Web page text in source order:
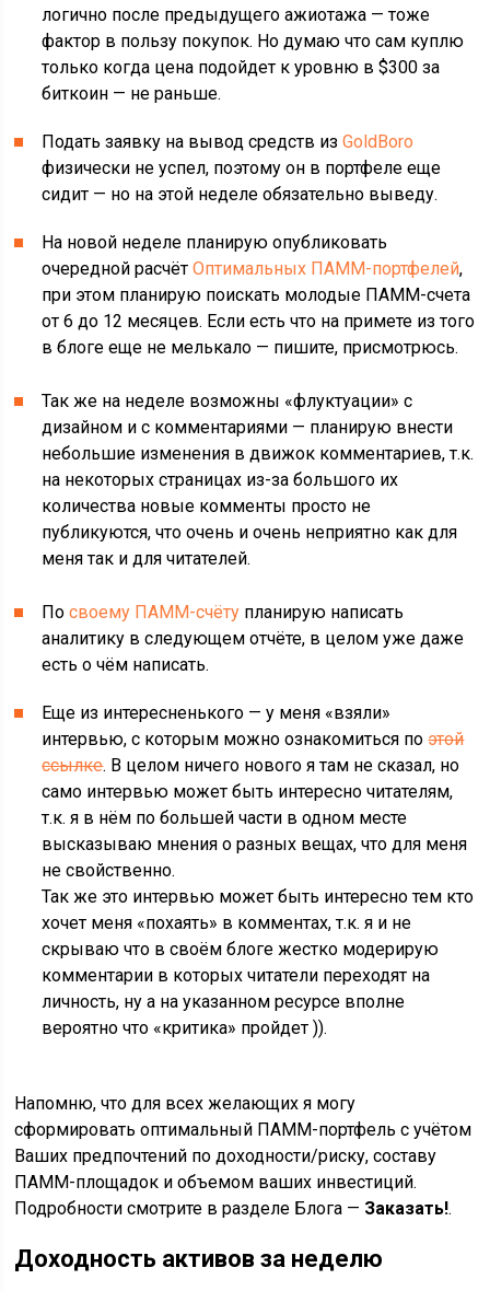
логично после предыдущего ажиотажа — тоже
фактор в пользу покупок. Но думаю что сам куплю
только когда цена подойдет к уровню в $300 за
биткоин — не раньше.
Подать заявку на вывод средств изGoldBoro
физически не успел, поэтому он в портфеле еще
сидит — но на этой неделе обязательно выведу.
На новой неделе планирую опубликовать
очередной расчётОптимальных ПАММ-портфелей,
при этом планирую поискать молодые ПАММ-счета
от 6 до 12 месяцев. Если есть что на примете из того
в блоге еще не мелькало — пишите, присмотрюсь.
Так же на неделе возможны «флуктуации» с
дизайном и с комментариями — планирую внести
небольшие изменения в движок комментариев, т.к.
на некоторых страницах из-за большого их
количества новые комменты просто не
публикуются, что очень и очень неприятно как для
меня так и для читателей.
Посвоему ПАММ-счёту планирую написать
аналитику в следующем отчёте, в целом уже даже
есть о чём написать.
Еще из интересненького — у меня «взяли»
интервью, с которым можно ознакомиться поэтой
ссылке. В целом ничего нового я там не сказал, но
само интервью может быть интересно читателям,
т.к. я в нём по большей части в одном месте
высказываю мнения о разных вещах, что для меня
не свойственно.
Так же это интервью может быть интересно тем кто
хочет меня «похаять» в комментах, т.к. я и не
скрываю что в своём блоге жестко модерирую
комментарии в которых читатели переходят на
личность, ну а на указанном ресурсе вполне
вероятно что «критика» пройдет )).
Напомню, что для всех желающих я могу
сформировать оптимальный ПАММ-портфель с учётом
Ваших предпочтений по доходности/риску, составу
ПАММ-площадок и объемом ваших инвестиций.
Подробности смотрите в разделе Блога — Заказать!.
Доходность активов за неделю